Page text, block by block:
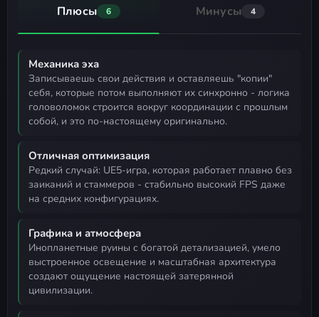
Плюсы 6 Минусы 4
Механика эха
записываешь свои действия и оставляешь "копии"
себя, которые потом выполняют их синхронно - логика
головоломок строится вокруг координации с прошлым
собой, и это по-настоящему оригинально.
Отличная оптимизация
редкий случай: UE5-игра, которая работает плавно без
заиканий и стаммеров - стабильно высокий FPS даже
на средних конфигурациях.
Графика и атмосфера
инопланетные руины с богатой детализацией, умело
выстроенное освещение и масштабная архитектура
создают ощущение настоящей затерянной
цивилизации.